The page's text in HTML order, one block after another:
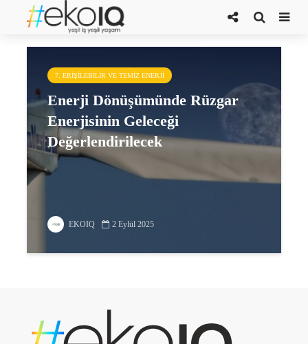
Türkiye Rüzgar Enerjisi Kongresi
7. ERIŞILEBILIR VE TEMIZ ENERJI
Enerji Dönüşümünde Rüzgar
Enerjisinin Geleceği
Değerlendirilecek
EKOIQ 2 Eylül 2025